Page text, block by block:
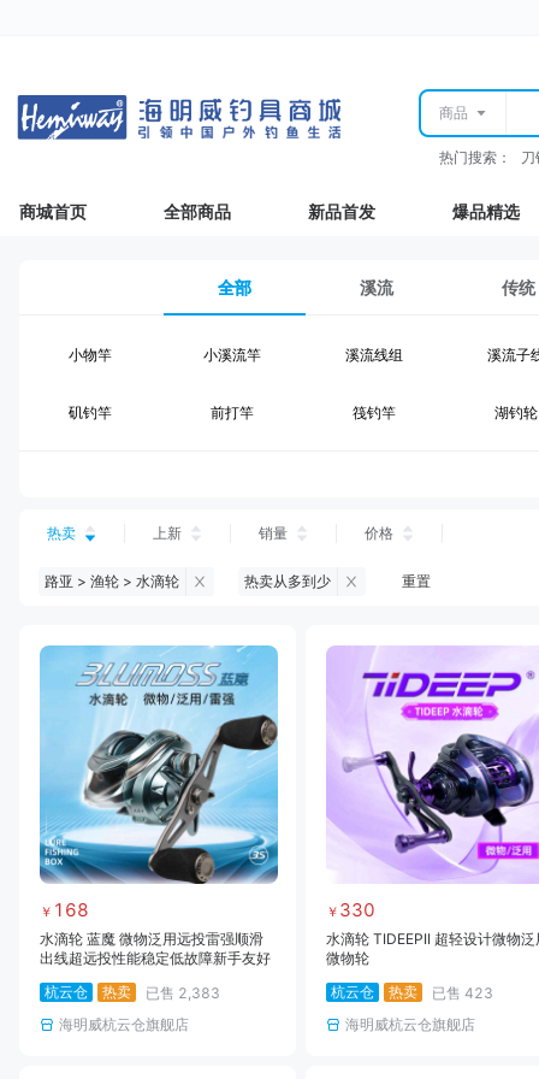
商品
热门搜索：
商城首页 全部商品 新品首发 爆品精选
全部 溪流 传统
小物竿 小溪流竿 溪流线组 溪流子
矶钓竿 前打竿 筏钓竿 湖钓轮
台钓仕挂 台钓钩
钓鱼伞 台钓服饰 台钓装备
黑坑浮漂 黑坑配件 黑坑钓灯 黑坑网
黑坑饵料 马口竿 路亚竿 雷强竿
路亚装备 海钓竿 海钓轮 海钓线
热卖 上新 销量 价格
路亚 > 渔轮 > 水滴轮 热卖从多到少 重置
￥ 168
水滴轮 蓝魔 微物泛用远投雷强顺滑
出线超远投性能稳定低故障新手友好
杭云仓
热卖 已售 2,383
海明威杭云仓旗舰店
￥ 330
水滴轮 TIDEEPII 超轻设计微物泛
微物轮
杭云仓
热卖 已售 423
海明威杭云仓旗舰店